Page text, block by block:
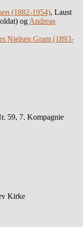
(1882-1954), Laust
og Andreas
Nielsen Gram (1893-
59, 7. Kompagnie
Kirke